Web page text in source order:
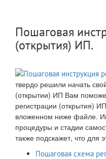
Пошаговая
(открытия) ИП.
твердо решили начать
(открытии) ИП Вам
регистрации (открытия)
вложенном ниже файле.
процедуры и стадии
также подскажет, что для
Пошаговая схема